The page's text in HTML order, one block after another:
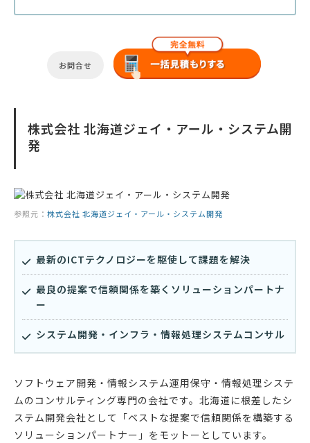
お問合せ
株式会社 北海道ジェイ・アール・システム開
発
参照元： 株式会社 北海道ジェイ・アール・システム開発
最新のICTテクノロジーを駆使して課題を解決
最良の提案で信頼関係を築くソリューションパートナ
ー
システム開発・インフラ・情報処理システムコンサル
ソフトウェア開発・情報システム運用保守・情報処理システ
ムのコンサルティング専門の会社です。北海道に根差したシ
ステム開発会社として「ベストな提案で信頼関係を構築する
ソリューションパートナー」をモットーとしています。